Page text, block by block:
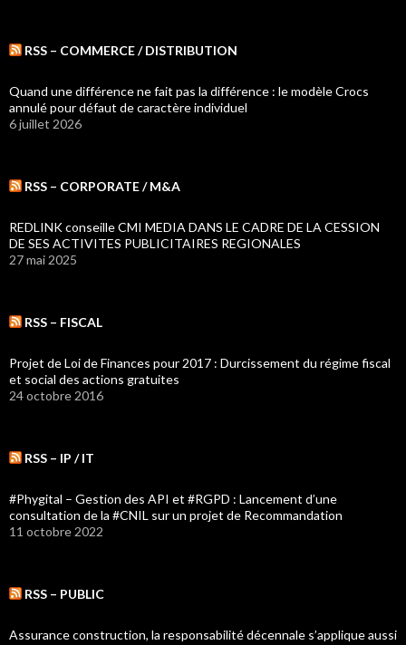
RSS – COMMERCE / DISTRIBUTION
Quand une différence ne fait pas la différence : le modèle Crocs
annulé pour défaut de caractère individuel
6 juillet 2026
RSS – CORPORATE / M&A
REDLINK conseille CMI MEDIA DANS LE CADRE DE LA CESSION
DE SES ACTIVITES PUBLICITAIRES REGIONALES
27 mai 2025
RSS – FISCAL
Projet de Loi de Finances pour 2017 : Durcissement du régime fiscal
et social des actions gratuites
24 octobre 2016
RSS – IP / IT
#Phygital – Gestion des API et #RGPD : Lancement d’une
consultation de la #CNIL sur un projet de Recommandation
11 octobre 2022
RSS – PUBLIC
Assurance construction, la responsabilité décennale s’applique aussi